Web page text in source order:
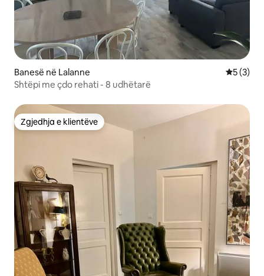
Banesë në Lalanne
5 (3)
Shtëpi me çdo rehati - 8 udhëtarë
Zgjedhja e klientëve
Zgjedhja e klientëve